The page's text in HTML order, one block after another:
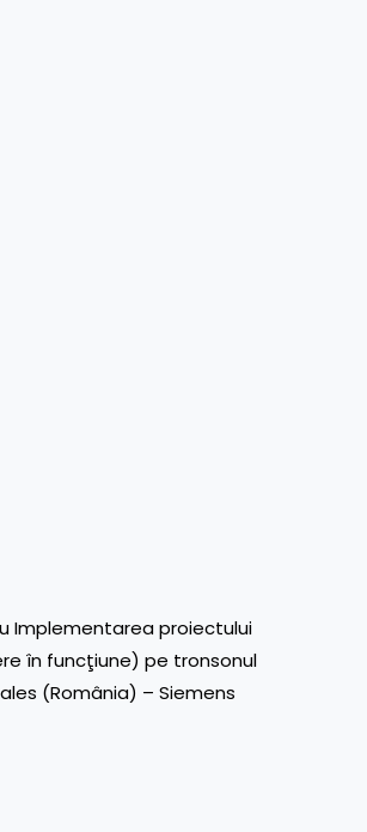
Implementarea proiectului
în funcţiune) pe tronsonul
(România) – Siemens